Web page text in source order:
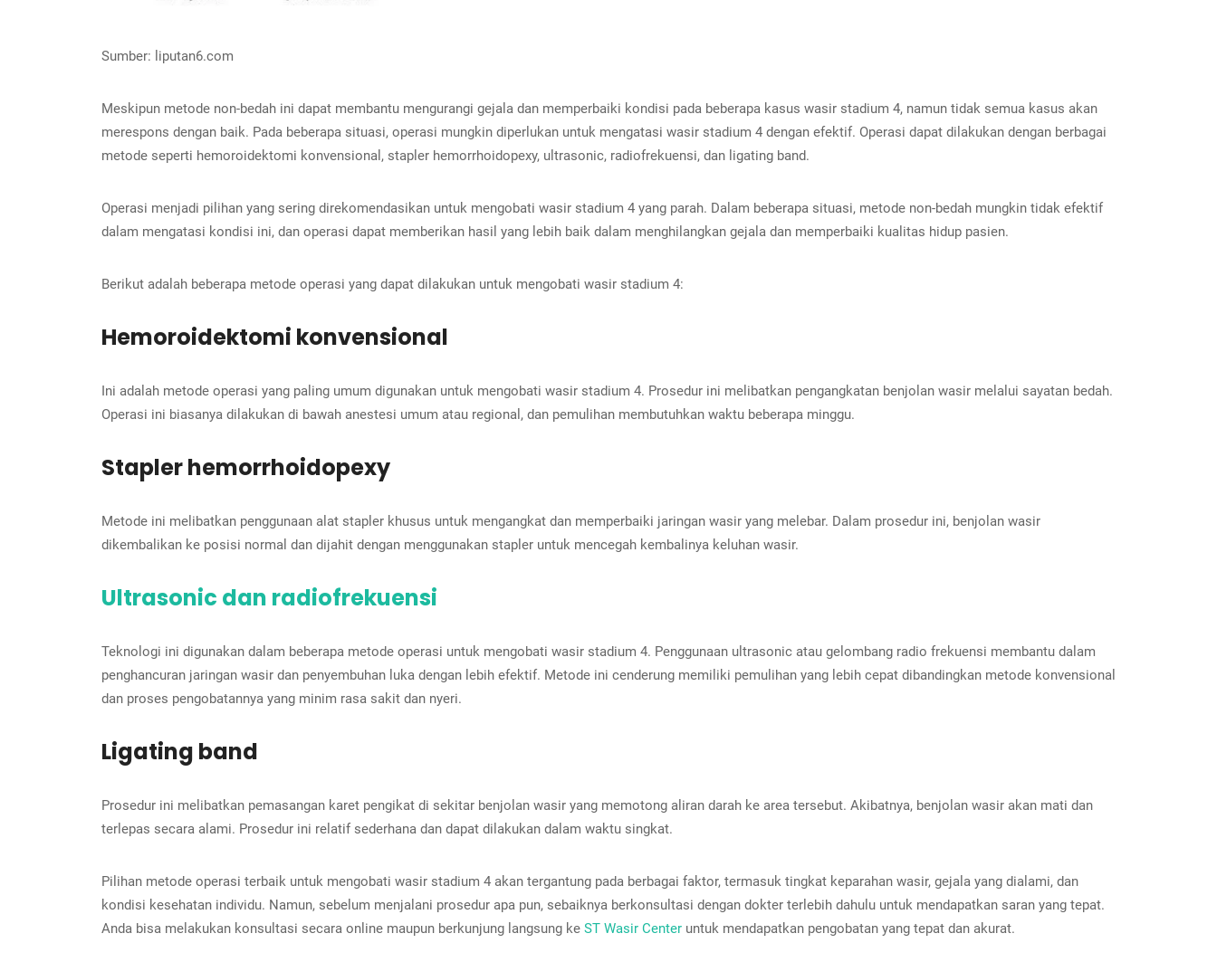
Sumber: liputan6.com
Meskipun metode non-bedah ini dapat membantu mengurangi gejala dan memperbaiki kondisi pada beberapa kasus wasir stadium 4, namun tidak semua kasus akan
merespons dengan baik. Pada beberapa situasi, operasi mungkin diperlukan untuk mengatasi wasir stadium 4 dengan efektif. Operasi dapat dilakukan dengan berbagai
metode seperti hemoroidektomi konvensional, stapler hemorrhoidopexy, ultrasonic, radiofrekuensi, dan ligating band.
Operasi menjadi pilihan yang sering direkomendasikan untuk mengobati wasir stadium 4 yang parah. Dalam beberapa situasi, metode non-bedah mungkin tidak efektif
dalam mengatasi kondisi ini, dan operasi dapat memberikan hasil yang lebih baik dalam menghilangkan gejala dan memperbaiki kualitas hidup pasien.
Berikut adalah beberapa metode operasi yang dapat dilakukan untuk mengobati wasir stadium 4:
Hemoroidektomi konvensional
Ini adalah metode operasi yang paling umum digunakan untuk mengobati wasir stadium 4. Prosedur ini melibatkan pengangkatan benjolan wasir melalui sayatan bedah.
Operasi ini biasanya dilakukan di bawah anestesi umum atau regional, dan pemulihan membutuhkan waktu beberapa minggu.
Stapler hemorrhoidopexy
Metode ini melibatkan penggunaan alat stapler khusus untuk mengangkat dan memperbaiki jaringan wasir yang melebar. Dalam prosedur ini, benjolan wasir
dikembalikan ke posisi normal dan dijahit dengan menggunakan stapler untuk mencegah kembalinya keluhan wasir.
Ultrasonic dan radiofrekuensi
Teknologi ini digunakan dalam beberapa metode operasi untuk mengobati wasir stadium 4. Penggunaan ultrasonic atau gelombang radio frekuensi membantu dalam
penghancuran jaringan wasir dan penyembuhan luka dengan lebih efektif. Metode ini cenderung memiliki pemulihan yang lebih cepat dibandingkan metode konvensional
dan proses pengobatannya yang minim rasa sakit dan nyeri.
Ligating band
Prosedur ini melibatkan pemasangan karet pengikat di sekitar benjolan wasir yang memotong aliran darah ke area tersebut. Akibatnya, benjolan wasir akan mati dan
terlepas secara alami. Prosedur ini relatif sederhana dan dapat dilakukan dalam waktu singkat.
Pilihan metode operasi terbaik untuk mengobati wasir stadium 4 akan tergantung pada berbagai faktor, termasuk tingkat keparahan wasir, gejala yang dialami, dan
kondisi kesehatan individu. Namun, sebelum menjalani prosedur apa pun, sebaiknya berkonsultasi dengan dokter terlebih dahulu untuk mendapatkan saran yang tepat.
Anda bisa melakukan konsultasi secara online maupun berkunjung langsung ke ST Wasir Center untuk mendapatkan pengobatan yang tepat dan akurat.